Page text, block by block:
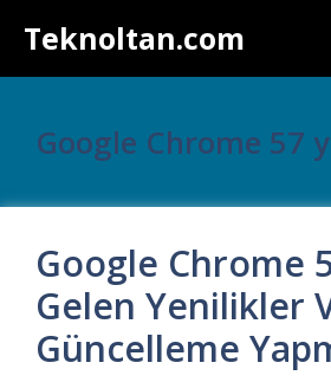
atlaTeknoltan.com
Google Chrome 57
Google Chrome
Gelen Yenilikler
Güncelleme